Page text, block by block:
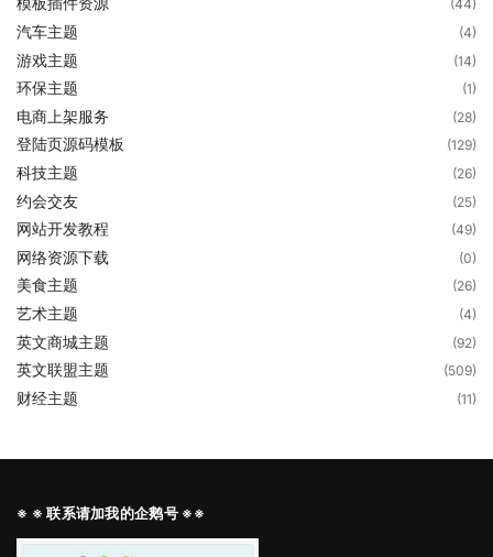
(44)
汽车主题 (4)
游戏主题 (14)
环保主题 (1)
电商上架服务 (28)
登陆页源码模板 (129)
科技主题 (26)
约会交友 (25)
网站开发教程 (49)
网络资源下载 (0)
美食主题 (26)
艺术主题 (4)
英文商城主题 (92)
英文联盟主题 (509)
财经主题 (11)
※ ※ 联系请加我的企鹅号 ※※